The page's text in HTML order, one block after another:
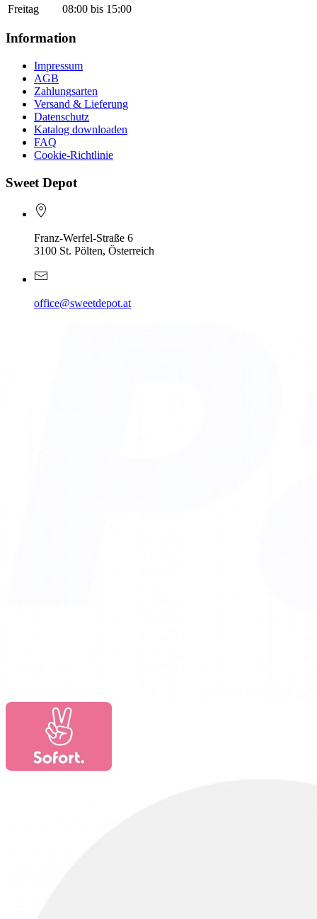
Freitag
08:00 bis 15:00
Information
Impressum
AGB
Zahlungsarten
Versand & Lieferung
Datenschutz
Katalog downloaden
FAQ
Cookie-Richtlinie
Sweet Depot
Franz-Werfel-Straße 6
3100 St. Pölten, Österreich
office@sweetdepot.at